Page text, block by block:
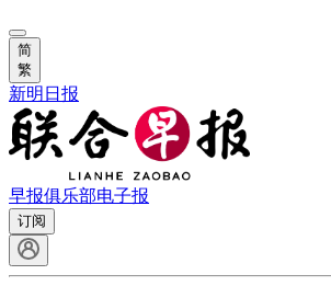
简
繁
新明日报
早报俱乐部电子报
订阅